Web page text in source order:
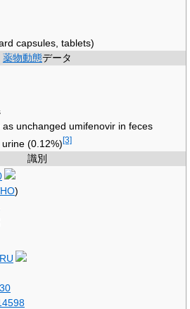
capsules, tablets)
薬物動態データ
as unchanged umifenovir in feces
(0.12%)[3]
識別
)